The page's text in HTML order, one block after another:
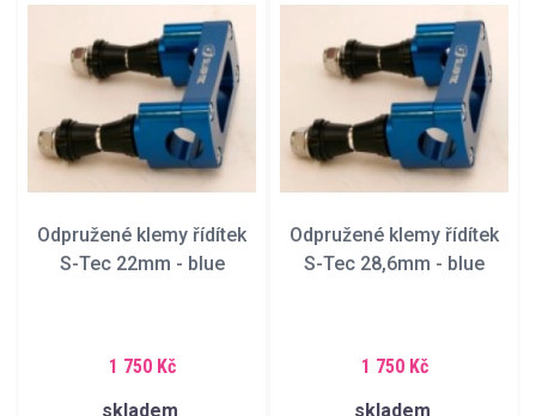
Odpružené klemy řídítek
S-Tec 22mm - blue
1 750 Kč
skladem
Odpružené klemy řídítek
S-Tec 28,6mm - blue
1 750 Kč
skladem